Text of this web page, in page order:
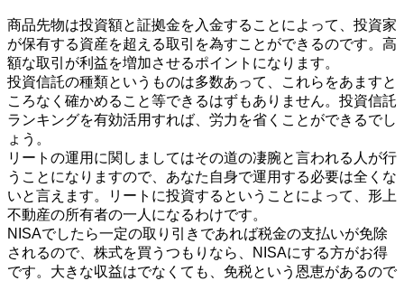
商品先物は投資額と証拠金を入金することによって、投資家
が保有する資産を超える取引を為すことができるのです。高
額な取引が利益を増加させるポイントになります。
投資信託の種類というものは多数あって、これらをあますと
ころなく確かめること等できるはずもありません。投資信託
ランキングを有効活用すれば、労力を省くことができるでし
ょう。
リートの運用に関しましてはその道の凄腕と言われる人が行
うことになりますので、あなた自身で運用する必要は全くな
いと言えます。リートに投資するということによって、形上
不動産の所有者の一人になるわけです。
NISAでしたら一定の取り引きであれば税金の支払いが免除
されるので、株式を買うつもりなら、NISAにする方がお得
です。大きな収益はでなくても、免税という恩恵があるので